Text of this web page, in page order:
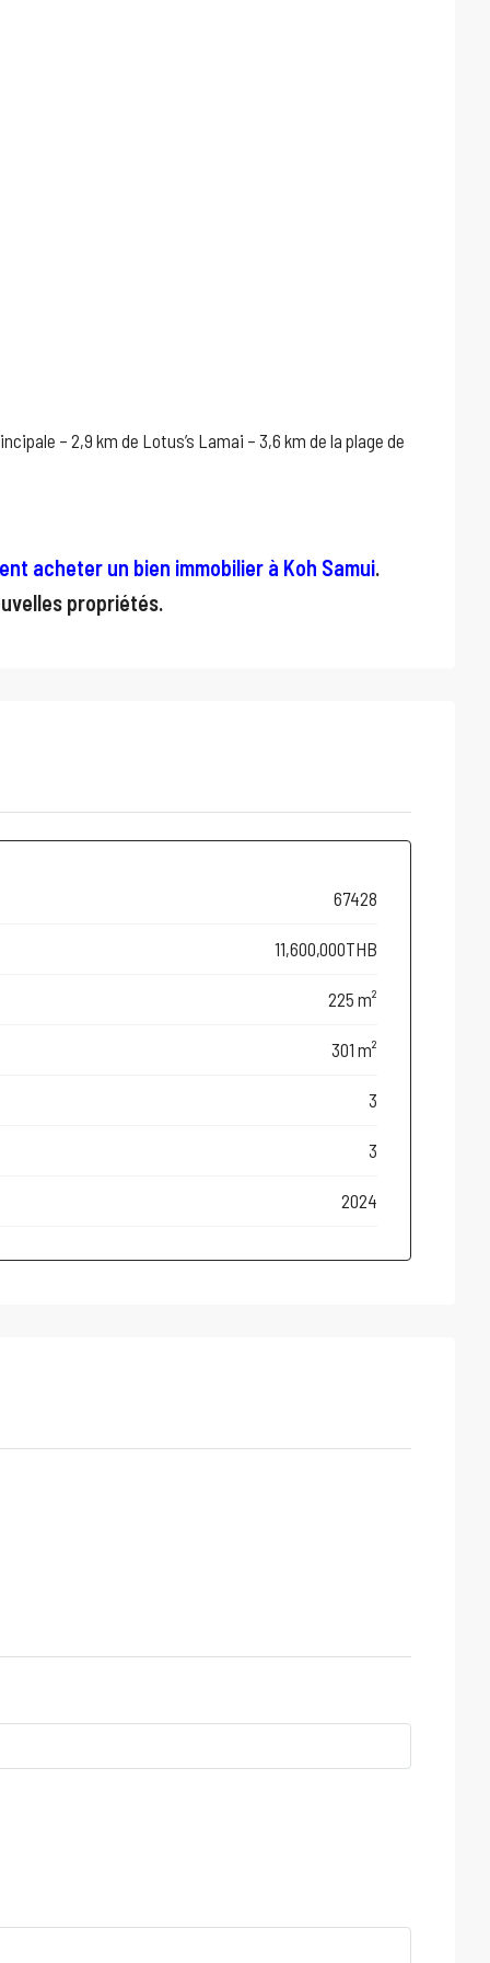
– 2,9 km de Lotus’s Lamai – 3,6 km de la plage de
acheter un bien immobilier à Koh Samui.
propriétés.
67428
11,600,000THB
225 m²
301 m²
3
3
2024